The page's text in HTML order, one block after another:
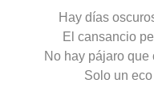
Hay días
E cansancio
No hay pájaro que
Solo un